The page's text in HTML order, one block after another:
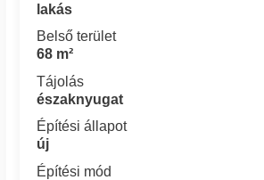
lakás
Belső terület
68 m²
Tájolás
északnyugat
Építési állapot
új
Építési mód